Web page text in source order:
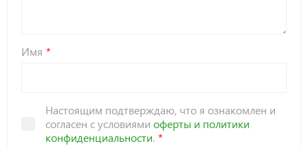
Имя
Настоящим подтверждаю, что я ознакомлен и
согласен с условиями оферты и политики
конфиденциальности.